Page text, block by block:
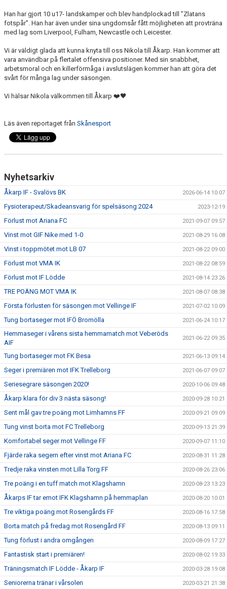
Han har gjort 10 u17- landskamper och blev handplockad till ”Zlatans
fotspår”. Han har även under sina ungdomsår fått möjligheten att provträna
med lag som Liverpool, Fulham, Newcastle och Leicester.
Vi är väldigt glada att kunna knyta till oss Nikola till Åkarp. Han kommer att
vara användbar på flertalet offensiva positioner. Med sin snabbhet,
arbetsmoral och en killerförmåga i avslutslägen kommer han att göra det
svårt för många lag under säsongen.
Vi hälsar Nikola välkommen till Åkarp ❤️🖤
Läs även reportaget från Skånesport
Nyhetsarkiv
Åkarp IF - Svalövs BK 2026-06-14 10:07
Fysioterapeut/Skadeansvarig för spelsäsong 2024 2023-12-19
Förlust mot Ariana FC 2021-09-07 09:57
Vinst mot GIF Nike med 1-0 2021-08-29 16:08
Vinst i toppmötet mot LB 07 2021-08-22 09:00
Förlust mot VMA IK 2021-08-22 08:59
Förlust mot IF Lödde 2021-08-14 23:26
TRE POÄNG MOT VMA IK 2021-08-07 08:38
Första förlusten för säsongen mot Vellinge IF 2021-07-02 10:09
Tung bortaseger mot IFÖ Bromölla 2021-06-24 10:17
Hemmaseger i vårens sista hemmamatch mot Veberöds
AIF
2021-06-22 09:35
Tung bortaseger mot FK Besa 2021-06-13 09:14
Seger i premiären mot IFK Trelleborg 2021-06-07 09:07
Seriesegrare säsongen 2020! 2020-10-06 09:48
Åkarp klara för div 3 nästa säsong! 2020-09-28 10:21
Sent mål gav tre poäng mot Limhamns FF 2020-09-21 09:09
Tung vinst borta mot FC Trelleborg 2020-09-13 21:39
Komfortabel seger mot Vellinge FF 2020-09-07 11:10
Fjärde raka segern efter vinst mot Ariana FC 2020-08-31 11:28
Tredje raka vinsten mot Lilla Torg FF 2020-08-26 23:06
Tre poäng i en tuff match mot Klagshamn 2020-08-23 13:23
Åkarps IF tar emot IFK Klagshamn på hemmaplan 2020-08-20 10:01
Tre viktiga poäng mot Rosengårds FF 2020-08-16 17:58
Borta match på fredag mot Rosengård FF 2020-08-13 09:11
Tung förlust i andra omgången 2020-08-09 17:27
Fantastisk start i premiären! 2020-08-02 19:33
Träningsmatch IF Lödde - Åkarp IF 2020-03-28 19:08
Seniorerna tränar i vårsolen 2020-03-21 21:38